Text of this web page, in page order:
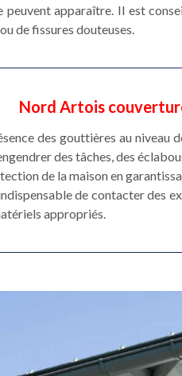
peuvent apparaître. Il est
de fissures douteuses.
Nord Artois
des gouttières au niveau
des tâches, des
de la maison en
de contacter des
appropriés.